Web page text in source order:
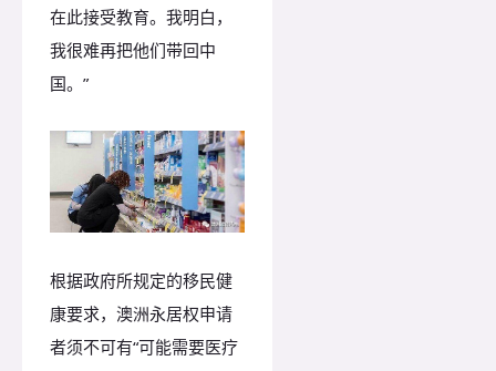
在此接受教育。我明白，
我很难再把他们带回中
国。”
根据政府所规定的移民健
康要求，澳洲永居权申请
者须不可有“可能需要医疗